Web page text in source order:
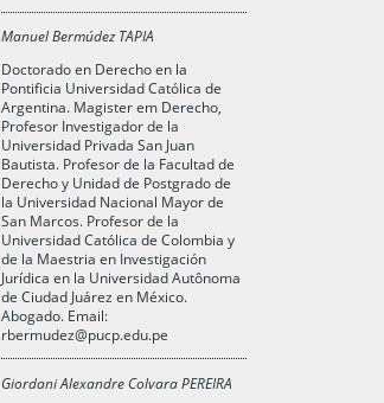
Manuel Bermúdez TAPIA
Doctorado en Derecho en la
Pontificia Universidad Católica de
Argentina. Magister em Derecho,
Profesor Investigador de la
Universidad Privada San Juan
Bautista. Profesor de la Facultad de
Derecho y Unidad de Postgrado de
la Universidad Nacional Mayor de
San Marcos. Profesor de la
Universidad Católica de Colombia y
de la Maestria en Investigación
Jurídica en la Universidad Autônoma
de Ciudad Juárez en México.
Abogado. Email:
rbermudez@pucp.edu.pe
Giordani Alexandre Colvara PEREIRA